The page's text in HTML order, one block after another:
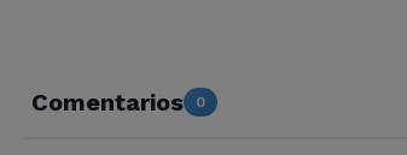
Comentarios 0